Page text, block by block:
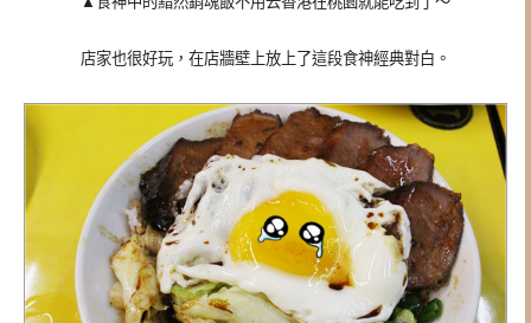
店家也很好玩，在店牆壁上放上了這段食神經典對白。